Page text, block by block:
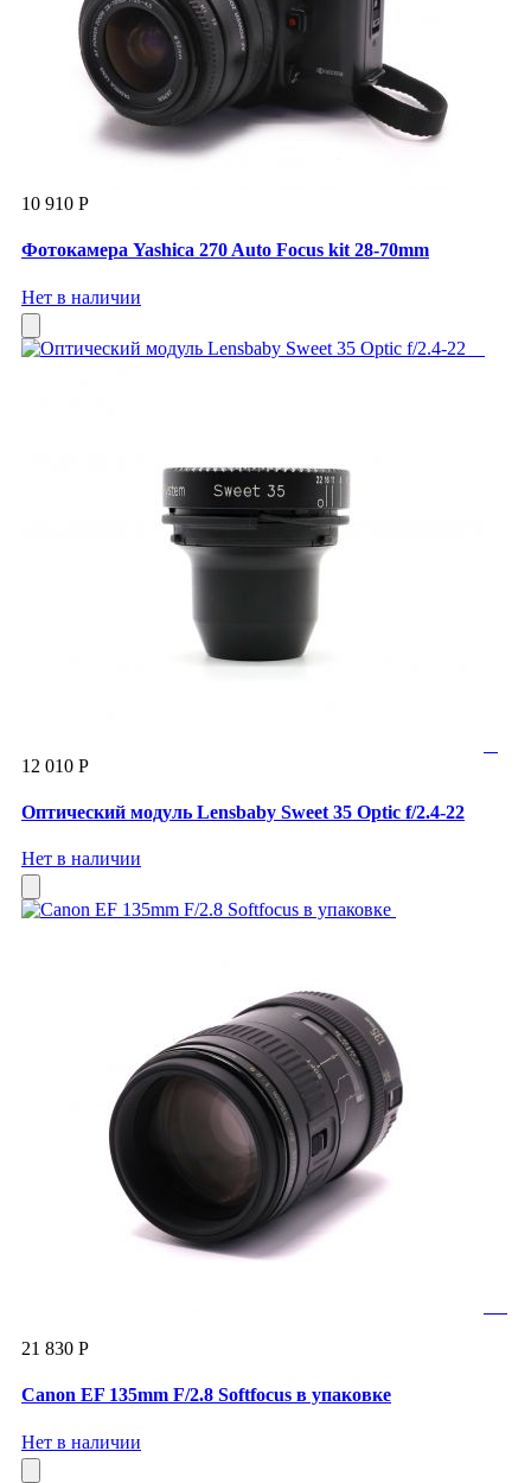
10 910 Р
Фотокамера Yashica 270 Auto Focus kit 28-70mm
Нет в наличии
12 010 Р
Оптический модуль Lensbaby Sweet 35 Optic f/2.4-22
Нет в наличии
21 830 Р
Canon EF 135mm F/2.8 Softfocus в упаковке
Нет в наличии